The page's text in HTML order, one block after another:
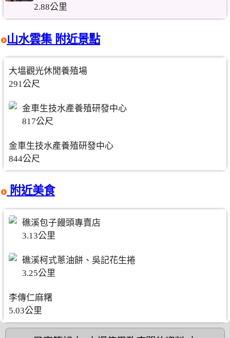
2.88公里
山水雲集 附近景點
大塭觀光休閒養殖場
291公尺
金車生技水產養殖研發中心
817公尺
金車生技水產養殖研發中心
844公尺
附近美食
礁溪包子饅頭專賣店
3.13公里
礁溪柯式蔥油餅、吳記花生捲
3.25公里
李傳仁麻糬
5.03公里